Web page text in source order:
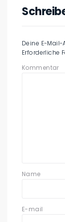
Deine E-
Erforderliche
Kommentar
Name
E-mail